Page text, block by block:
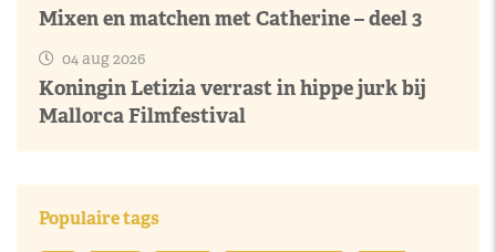
Mixen en matchen met Catherine – deel 3
04 aug 2026
Koningin Letizia verrast in hippe jurk bij
Mallorca Filmfestival
Populaire tags